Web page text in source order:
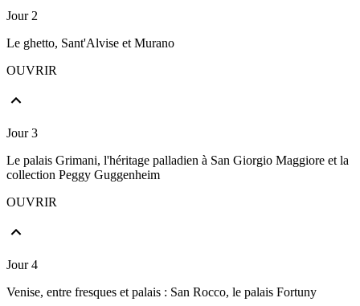
Jour 2
Le ghetto, Sant'Alvise et Murano
OUVRIR
Jour 3
Le palais Grimani, l'héritage palladien à San Giorgio Maggiore et la
collection Peggy Guggenheim
OUVRIR
Jour 4
Venise, entre fresques et palais : San Rocco, le palais Fortuny